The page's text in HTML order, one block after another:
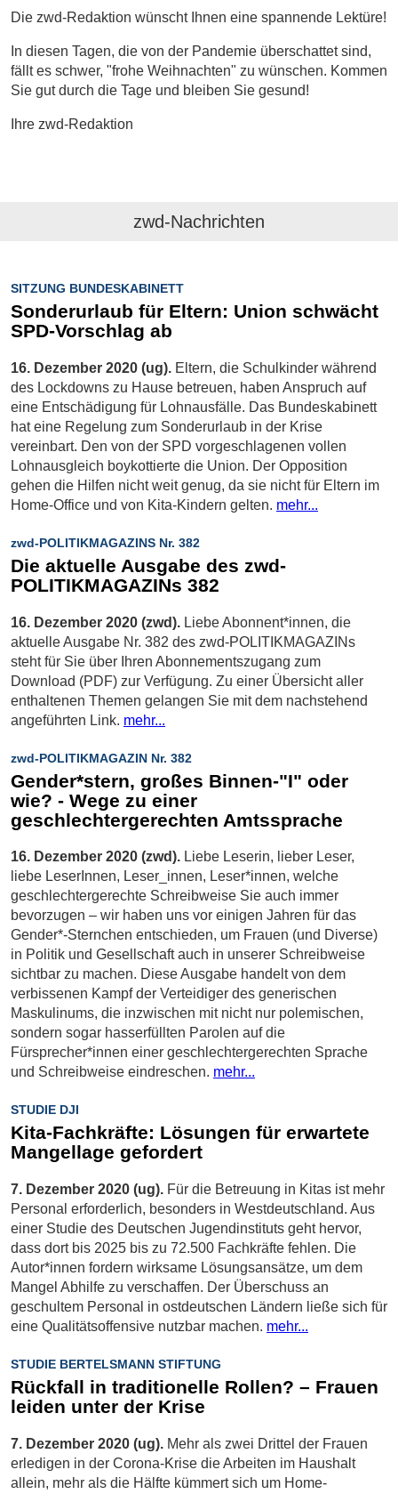
Die zwd-Redaktion wünscht Ihnen eine spannende Lektüre!
In diesen Tagen, die von der Pandemie überschattet sind,
fällt es schwer, "frohe Weihnachten" zu wünschen. Kommen
Sie gut durch die Tage und bleiben Sie gesund!
Ihre zwd-Redaktion
zwd-Nachrichten
SITZUNG BUNDESKABINETT
Sonderurlaub für Eltern: Union schwächt
SPD-Vorschlag ab
16. Dezember 2020 (ug). Eltern, die Schulkinder während
des Lockdowns zu Hause betreuen, haben Anspruch auf
eine Entschädigung für Lohnausfälle. Das Bundeskabinett
hat eine Regelung zum Sonderurlaub in der Krise
vereinbart. Den von der SPD vorgeschlagenen vollen
Lohnausgleich boykottierte die Union. Der Opposition
gehen die Hilfen nicht weit genug, da sie nicht für Eltern im
Home-Office und von Kita-Kindern gelten. mehr...
zwd-POLITIKMAGAZINS Nr. 382
Die aktuelle Ausgabe des zwd-
POLITIKMAGAZINs 382
16. Dezember 2020 (zwd). Liebe Abonnent*innen, die
aktuelle Ausgabe Nr. 382 des zwd-POLITIKMAGAZINs
steht für Sie über Ihren Abonnementszugang zum
Download (PDF) zur Verfügung. Zu einer Übersicht aller
enthaltenen Themen gelangen Sie mit dem nachstehend
angeführten Link. mehr...
zwd-POLITIKMAGAZIN Nr. 382
Gender*stern, großes Binnen-"I" oder
wie? - Wege zu einer
geschlechtergerechten Amtssprache
16. Dezember 2020 (zwd). Liebe Leserin, lieber Leser,
liebe LeserInnen, Leser_innen, Leser*innen, welche
geschlechtergerechte Schreibweise Sie auch immer
bevorzugen – wir haben uns vor einigen Jahren für das
Gender*-Sternchen entschieden, um Frauen (und Diverse)
in Politik und Gesellschaft auch in unserer Schreibweise
sichtbar zu machen. Diese Ausgabe handelt von dem
verbissenen Kampf der Verteidiger des generischen
Maskulinums, die inzwischen mit nicht nur polemischen,
sondern sogar hasserfüllten Parolen auf die
Fürsprecher*innen einer geschlechtergerechten Sprache
und Schreibweise eindreschen. mehr...
STUDIE DJI
Kita-Fachkräfte: Lösungen für erwartete
Mangellage gefordert
7. Dezember 2020 (ug). Für die Betreuung in Kitas ist mehr
Personal erforderlich, besonders in Westdeutschland. Aus
einer Studie des Deutschen Jugendinstituts geht hervor,
dass dort bis 2025 bis zu 72.500 Fachkräfte fehlen. Die
Autor*innen fordern wirksame Lösungsansätze, um dem
Mangel Abhilfe zu verschaffen. Der Überschuss an
geschultem Personal in ostdeutschen Ländern ließe sich für
eine Qualitätsoffensive nutzbar machen. mehr...
STUDIE BERTELSMANN STIFTUNG
Rückfall in traditionelle Rollen? – Frauen
leiden unter der Krise
7. Dezember 2020 (ug). Mehr als zwei Drittel der Frauen
erledigen in der Corona-Krise die Arbeiten im Haushalt
allein, mehr als die Hälfte kümmert sich um Home-